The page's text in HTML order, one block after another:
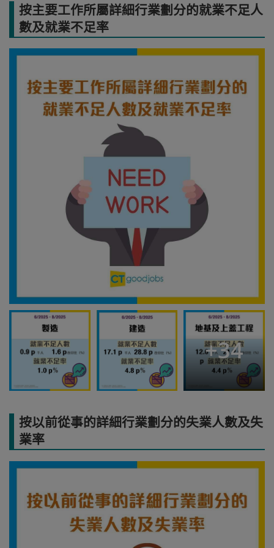
按主要工作所屬詳細行業劃分的就業不足人
數及就業不足率
+34
按以前從事的詳細行業劃分的失業人數及失
業率